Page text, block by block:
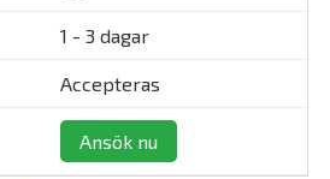
1 - 3 dagar
Accepteras
Ansök nu